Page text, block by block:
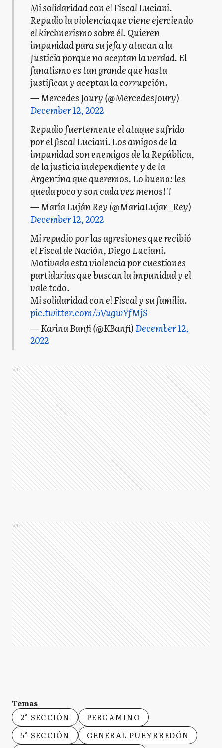
Mi solidaridad con el Fiscal Luciani.
Repudio la violencia que viene ejerciendo
el kirchnerismo sobre él. Quieren
impunidad para su jefa y atacan a la
Justicia porque no aceptan la verdad. El
fanatismo es tan grande que hasta
justifican y aceptan la corrupción.
— Mercedes Joury (@MercedesJoury)
December 12, 2022
Repudio fuertemente el ataque sufrido
por el fiscal Luciani. Los amigos de la
impunidad son enemigos de la República,
de la justicia independiente y de la
Argentina que queremos. Lo bueno: les
queda poco y son cada vez menos!!!
— María Luján Rey (@MariaLujan_Rey)
December 12, 2022
Mi repudio por las agresiones que recibió
el Fiscal de Nación, Diego Luciani.
Motivada esta violencia por cuestiones
partidarias que buscan la impunidad y el
vale todo.
Mi solidaridad con el Fiscal y su familia.
pic.twitter.com/5VugwYfMjS
— Karina Banfi (@KBanfi)December 12,
2022
Ads
Ads
Temas
2° SECCIÓN
PERGAMINO
5° SECCIÓN
GENERAL PUEYRREDÓN